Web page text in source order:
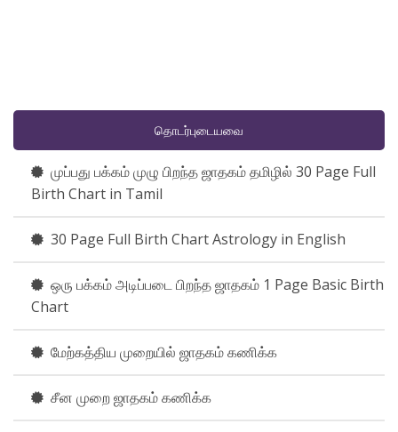
தொடர்புடையவை
முப்பது பக்கம் முழு பிறந்த ஜாதகம் தமிழில் 30 Page Full
Birth Chart in Tamil
30 Page Full Birth Chart Astrology in English
ஒரு பக்கம் அடிப்படை பிறந்த ஜாதகம் 1 Page Basic Birth
Chart
மேற்கத்திய முறையில் ஜாதகம் கணிக்க
சீன முறை ஜாதகம் கணிக்க